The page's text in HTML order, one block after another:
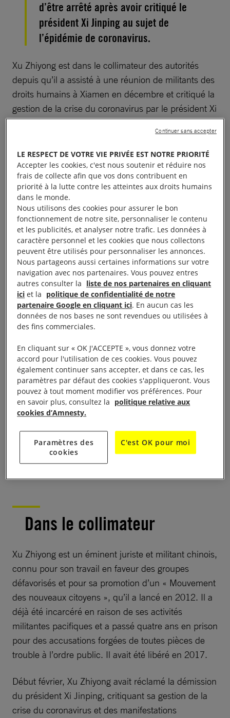
d’être arrêté après avoir critiqué le
président Xi Jinping au sujet de
l’épidémie de coronavirus.
Xu Zhiyong est dans le collimateur des autorités
depuis qu’il a assisté à une réunion de militants des
droits humains à Xiamen en décembre et critiqué la
gestion de la crise du coronavirus par le président Xi
Jinping. Plus de 10 personnes présentes à cette
réunion ont depuis été convoquées ou arrêtées.
Xu Zhiyong fait l’objet d’investigations et se trouvent
aujourd’hui en détention, exposé au risque de
torture.
À lire aussi : Coronavirus : sept conséquences sur les
droits humains
Les voix critiques
muselées
gouvernement chinois contre le coronavirus ne le
détourne en aucune façon de sa campagne globale.
Celle-ci vise à étouffer toutes les voix discordantes et
attaque la liberté d’expression.
crime. Ils sont ciblés uniquement en raison de leur
militantisme pacifique et doivent être libérés
immédiatement et sans condition.
Dans le collimateur
Xu Zhiyong est un éminent juriste et militant chinois,
connu pour son travail en faveur des groupes
défavorisés et pour sa promotion d’un « Mouvement
des nouveaux citoyens », qu’il a lancé en 2012. Il a
déjà été incarcéré en raison de ses activités
militantes pacifiques et a passé quatre ans en prison
pour des accusations forgées de toutes pièces de
trouble à l’ordre public. Il avait été libéré en 2017.
Début février, Xu Zhiyong avait réclamé la démission
du président Xi Jinping, critiquant sa gestion de la
crise du coronavirus et des manifestations
LE RESPECT DE VOTRE VIE PRIVÉE EST NOTRE PRIORITÉ
Accepter les cookies, c'est nous soutenir et réduire nos
frais de collecte afin que vos dons contribuent en
priorité à la lutte contre les atteintes aux droits humains
dans le monde.
Nous utilisons des cookies pour assurer le bon
fonctionnement de notre site, personnaliser le contenu
et les publicités, et analyser notre trafic. Les données à
caractère personnel et les cookies que nous collectons
peuvent être utilisés pour personnaliser les annonces.
Nous partageons aussi certaines informations sur votre
navigation avec nos partenaires. Vous pouvez entres
autres consulter la liste de nos partenaires en cliquant
ici et la politique de confidentialité de notre
partenaire Google en cliquant ici. En aucun cas les
données de nos bases ne sont revendues ou utilisées à
des fins commerciales.
En cliquant sur « OK J'ACCEPTE », vous donnez votre
accord pour l'utilisation de ces cookies. Vous pouvez
également continuer sans accepter, et dans ce cas, les
paramètres par défaut des cookies s'appliqueront. Vous
pouvez à tout moment modifier vos préférences. Pour
en savoir plus, consultez la politique relative aux
cookies d’Amnesty.
Paramètres des
cookies
C'est OK pour moi
Continuer sans accepter